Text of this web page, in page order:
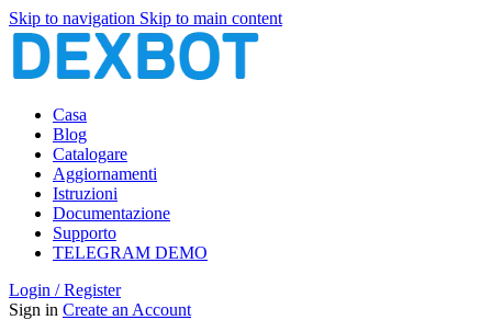
Skip to navigation Skip to main content
Casa
Blog
Catalogare
Aggiornamenti
Istruzioni
Documentazione
Supporto
TELEGRAM DEMO
Login / Register
Sign in Create an Account